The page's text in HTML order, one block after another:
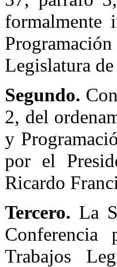
formalmente
Legislatura
Segundo.
2, del
y
por el
Ricardo
Tercero. La
Trabajos